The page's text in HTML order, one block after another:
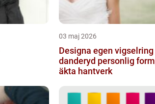
03 maj 2026
Designa egen vigselring
danderyd personlig form,
äkta hantverk